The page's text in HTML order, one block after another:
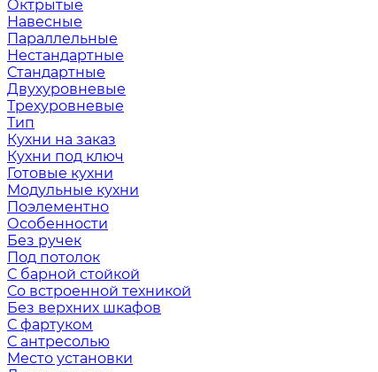
Октрытые
Навесные
Параллельные
Нестандартные
Стандартные
Двухуровневые
Трехуровневые
Тип
Кухни на заказ
Кухни под ключ
Готовые кухни
Модульные кухни
Поэлементно
Особенности
Без ручек
Под потолок
С барной стойкой
Со встроенной техникой
Без верхних шкафов
С фартуком
С антресолью
Место установки